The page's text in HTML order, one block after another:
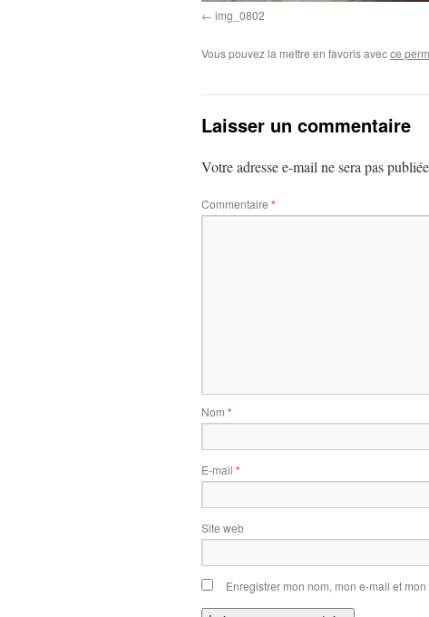
img_0802
Vous pouvez la mettre en favoris avecce
Laisser un commentaire
Votre adresse e-mail ne sera pas
Commentaire *
Nom *
E-mail *
Site web
Enregistrer mon nom, mon e-mail et